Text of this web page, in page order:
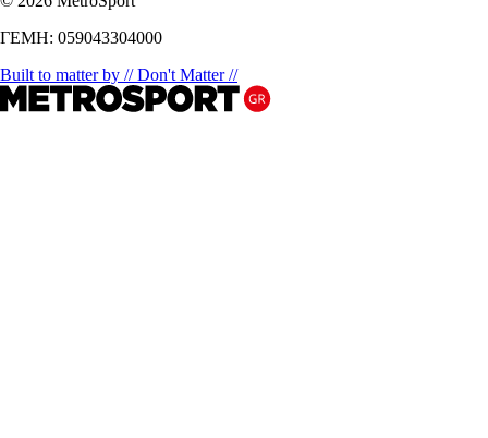
ΓΕΜΗ: 059043304000
Built to matter by // Don't Matter //